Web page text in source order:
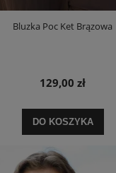
Bluzka Poc Ket Brązowa
129,00 zł
DO KOSZYKA